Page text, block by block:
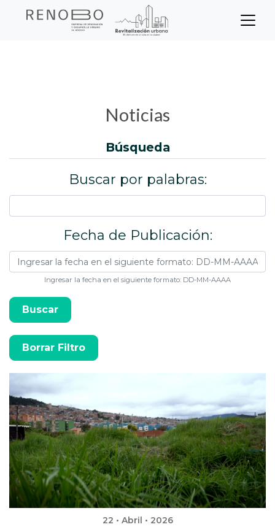
Sitio Web Empresa de
Noticias
Noticias
búsqueda
Buscar por palabras:
Fecha de Publicación:
Ingresar la fecha en el siguiente formato: DD-MM-AAAA
22 • Abril • 2026